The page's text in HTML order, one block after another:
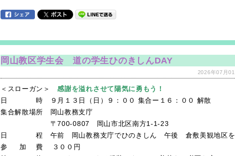
岡山教区学生会 道の学生ひのきしんDAY
2026年07月
＜スローガン＞感謝を溢れさせて陽気に勇もう！
日 時 ９月１３日（日）９：００ 集合ー１６：００ 解散
集合解散場所 岡山教務支庁
〒700-0807 岡山市北区南方1-1-23
日 程 午前 岡山教務支庁でひのきしん 午後 倉敷美観地区を
参 加 費 ３００円